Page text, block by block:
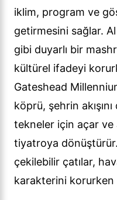
iklim, program ve
getirmesini sağlar.
gibi duyarlı bir
kültürel ifadeyi
Gateshead
köprü, şehrin
tekneler için açar ve
tiyatroya
çekilebilir çatılar,
karakterini korurken